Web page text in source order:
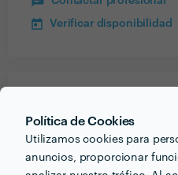
Política de Cookies
Utilizamos cookies para
anuncios, proporcionar
Verificar disponibilidad
Animaciones